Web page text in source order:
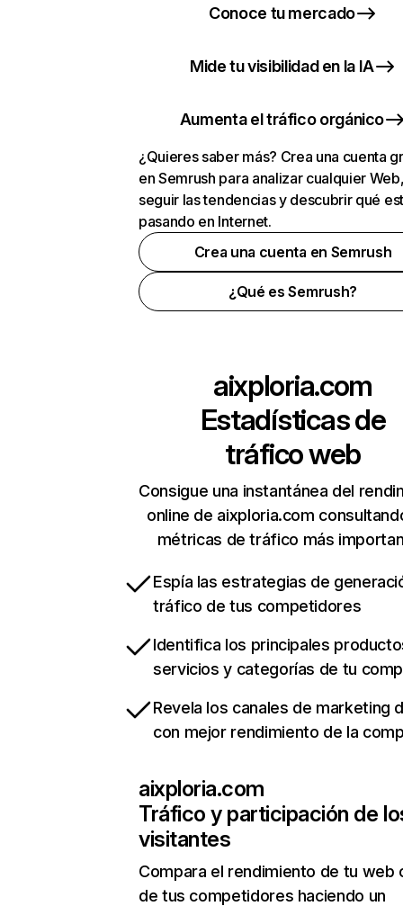
Conoce tu mercado
Mide tu visibilidad en la IA
Aumenta el tráfico orgánico
¿Quieres saber más? Crea una cuenta
en Semrush para analizar cualquier
seguir las tendencias y descubrir qué
pasando en Internet.
Crea una cuenta en Semrush
¿Qué es Semrush?
aixploria.com
Estadísticas de
tráfico web
Consigue una instantánea del
online de aixploria.com
métricas de tráfico más
Espía las estrategias de
tráfico de tus competidores
Identifica los principales
servicios y categorías de tu
Revela los canales de marketing
con mejor rendimiento de la
aixploria.com
Tráfico y participación de
visitantes
Compara el rendimiento de tu web
de tus competidores haciendo un